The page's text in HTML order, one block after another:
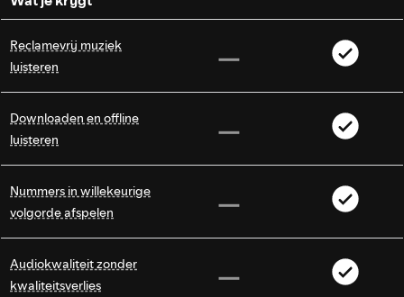
Reclamevrij muziek
luisteren
Downloaden en offline
luisteren
Nummers in willekeurige
volgorde afspelen
Audiokwaliteit zonder
kwaliteitsverlies